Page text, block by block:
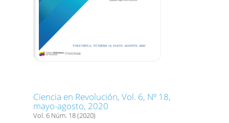
Ciencia en Revolución, Vol. 6, Nº 18,
mayo-agosto, 2020
Vol. 6 Núm. 18 (2020)